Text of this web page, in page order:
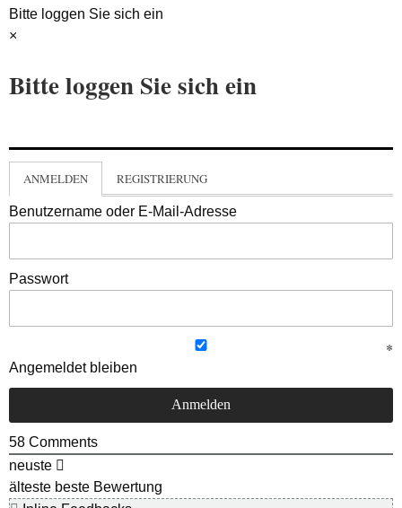
Bitte loggen Sie sich ein
×
Bitte loggen Sie sich ein
ANMELDEN REGISTRIERUNG
Benutzername oder E-Mail-Adresse
Passwort
Angemeldet bleiben
58 Comments
neuste
älteste beste Bewertung